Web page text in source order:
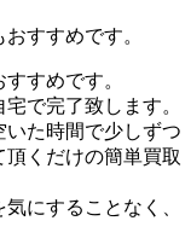
すすめです。
すめです。
で完了致します。
た時間で少しずつ
くだけの簡単買取
にすることなく、